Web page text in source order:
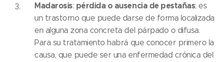
Madarosis: pérdida o ausencia de pestañas; es
un trastorno que puede darse de forma localizada
en alguna zona concreta del párpado o difusa.
Para su tratamiento habrá que conocer primero la
causa, que puede ser una enfermedad crónica del